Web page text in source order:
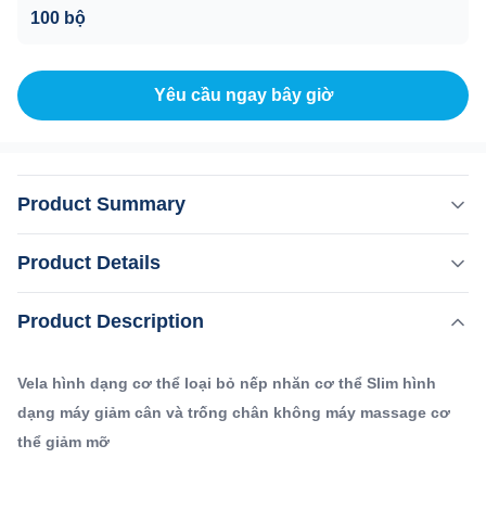
100 bộ
Yêu cầu ngay bây giờ
Product Summary
nếp nhăn* Hình dáng cơ thể* Giảm chu vi cơ thể* Giảm
mí mắt* Giảm cân cơ thể* Nâng ...
Product Details
Làm nổi bật: Máy loại bỏ nếp nhăn RF của Vela Body
Máy loại bỏ nếp nhăn RF của Vela Body
Type:
Product Description
Vela hình dạng cơ thể loại bỏ nếp nhăn cơ thể Slim hình
dạng máy giảm cân và trống chân không máy massage cơ
thể giảm mỡ